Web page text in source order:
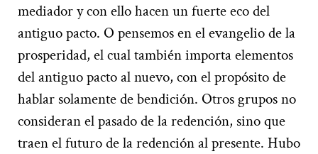
mediador y con ello hacen un fuerte eco del
antiguo pacto. O pensemos en el evangelio de la
prosperidad, el cual también importa elementos
del antiguo pacto al nuevo, con el propósito de
hablar solamente de bendición. Otros grupos no
consideran el pasado de la redención, sino que
traen el futuro de la redención al presente. Hubo